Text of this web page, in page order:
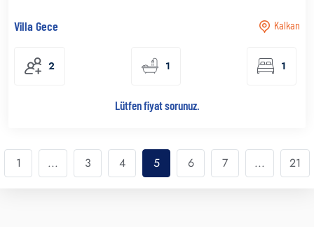
Kalkan
Villa Gece
2 1 1
Lütfen fiyat sorunuz.
1 ... 3 4 5 6 7 ... 21